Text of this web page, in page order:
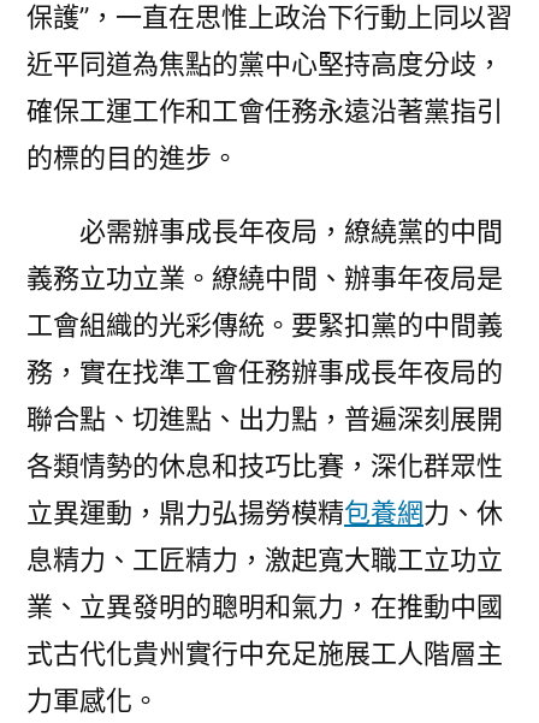
保護”，一直在思惟上政治下行動上同以習
近平同道為焦點的黨中心堅持高度分歧，
確保工運工作和工會任務永遠沿著黨指引
的標的目的進步。
必需辦事成長年夜局，繚繞黨的中間
義務立功立業。繚繞中間、辦事年夜局是
工會組織的光彩傳統。要緊扣黨的中間義
務，實在找準工會任務辦事成長年夜局的
聯合點、切進點、出力點，普遍深刻展開
各類情勢的休息和技巧比賽，深化群眾性
立異運動，鼎力弘揚勞模精包養網力、休
息精力、工匠精力，激起寬大職工立功立
業、立異發明的聰明和氣力，在推動中國
式古代化貴州實行中充足施展工人階層主
力軍感化。